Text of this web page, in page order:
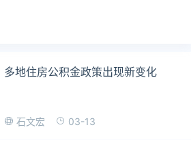
多地住房公积金政策出现新变化
石文宏 03-13